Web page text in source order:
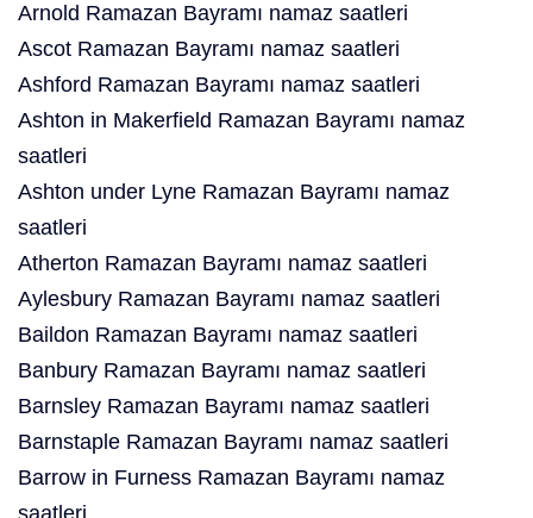
Arnold Ramazan Bayramı namaz saatleri
Ascot Ramazan Bayramı namaz saatleri
Ashford Ramazan Bayramı namaz saatleri
Ashton in Makerfield Ramazan Bayramı namaz
saatleri
Ashton under Lyne Ramazan Bayramı namaz
saatleri
Atherton Ramazan Bayramı namaz saatleri
Aylesbury Ramazan Bayramı namaz saatleri
Baildon Ramazan Bayramı namaz saatleri
Banbury Ramazan Bayramı namaz saatleri
Barnsley Ramazan Bayramı namaz saatleri
Barnstaple Ramazan Bayramı namaz saatleri
Barrow in Furness Ramazan Bayramı namaz
saatleri